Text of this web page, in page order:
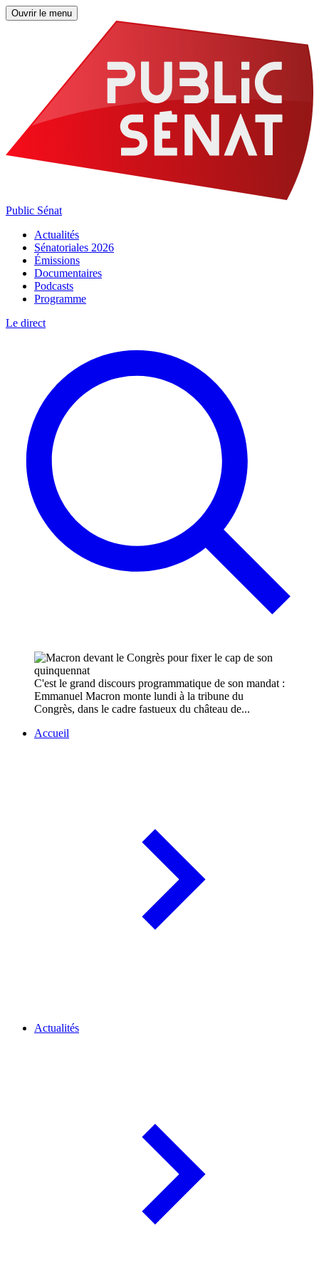
Ouvrir le menu
Public Sénat
Actualités
Sénatoriales 2026
Émissions
Documentaires
Podcasts
Programme
Le direct
C'est le grand discours programmatique de son mandat :
Emmanuel Macron monte lundi à la tribune du
Congrès, dans le cadre fastueux du château de...
Accueil
Actualités